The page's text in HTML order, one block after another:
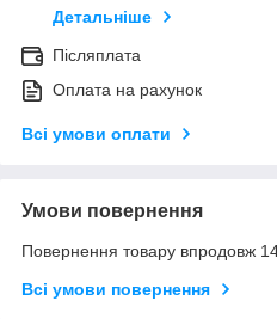
Детальніше
Післяплата
Оплата на рахунок
Всі умови оплати
Умови повернення
Повернення товару впродовж
Всі умови повернення